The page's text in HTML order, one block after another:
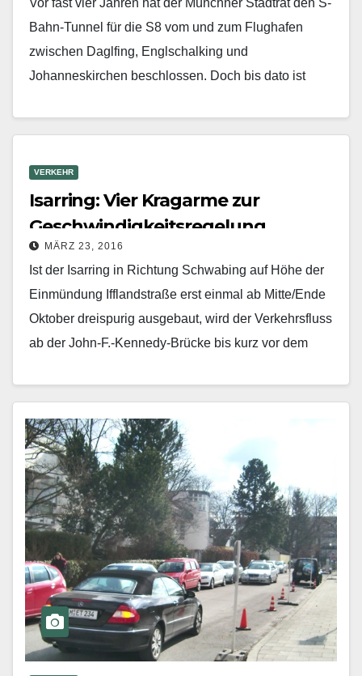
Bahn-Tunnel für die S8 vom und zum Flughafen
zwischen Daglfing, Englschalking und
Johanneskirchen beschlossen. Doch bis dato ist
Mehr erfahren
VERKEHR
Isarring: Vier Kragarme zur
Geschwindigkeitsregelung
MÄRZ 23, 2016
Ist der Isarring in Richtung Schwabing auf Höhe der
Einmündung Ifflandstraße erst einmal ab Mit­te/Ende
Oktober dreispurig ausgebaut, wird der Verkehrsfluss
ab der John-F.-Kennedy-Brücke bis kurz vor dem
Mehr erfahren